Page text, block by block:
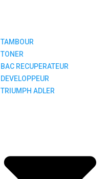
TAMBOUR
TONER
BAC RECUPERATEUR
DEVELOPPEUR
TRIUMPH ADLER